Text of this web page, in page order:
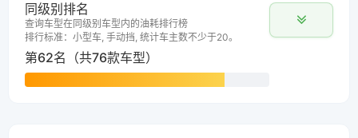
同级别排名
查询车型在同级别车型内的油耗排行榜
排行标准：小型车, 手动挡, 统计车主数不少于20。
第62名（共76款车型）